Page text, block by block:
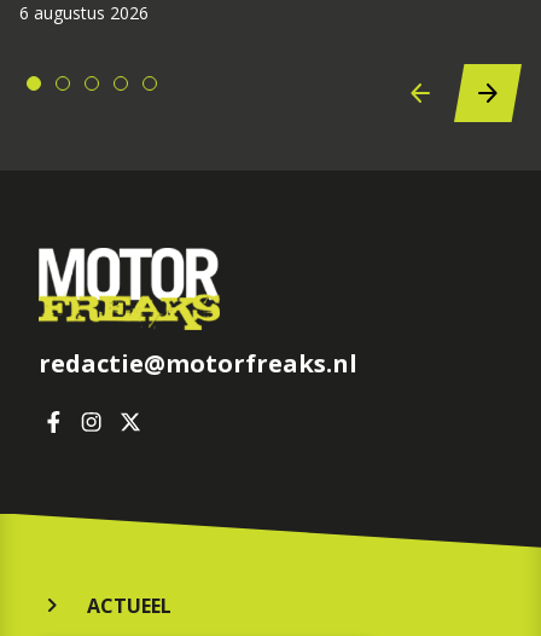
6 augustus 2026
redactie@motorfreaks.nl
ACTUEEL